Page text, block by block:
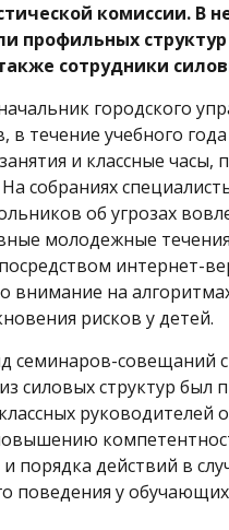
комиссии. В
профильных
сотрудники
городского
в течение учебного
и классные часы,
На собраниях
об угрозах
молодежные
интернет-
внимание на
рисков у детей.
семинаров-совещаний
силовых структур был
руководителей
порядка действий в
поведения у